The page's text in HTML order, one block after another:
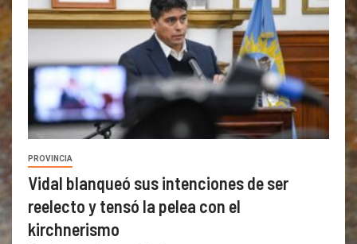
PROVINCIA
Vidal blanqueó sus intenciones de ser
reelecto y tensó la pelea con el
kirchnerismo